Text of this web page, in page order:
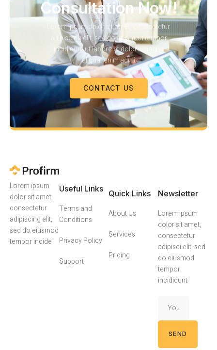
Consultation Now!
Lorem ipsum dolor sit amet, consectetur
adipiscing elit, sed do eiusmod tempor
incididunt ut labore et dolore magna
aliquat enim admi
CONTACT US
Lorem ipsum
dolor sit amet,
consectetur
adipiscing elit,
sed do eiusmod
tempor incide
Useful Links
Terms and
Conditions
Privacy Policy
Support
Quick Links
About Us
Services
Pricing
Newsletter
Lorem ipsum
dolor sit amet,
consectetur
adipisci elit, sed
do eiusmod
tempor
incididunt
SEND